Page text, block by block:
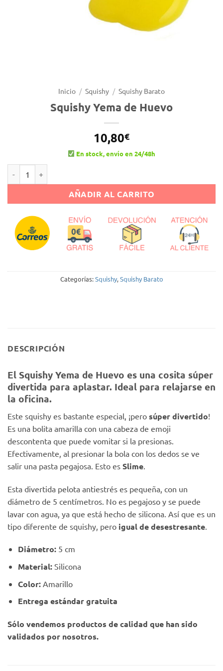
Inicio / Squishy / Squishy Barato
Squishy Yema de Huevo
10,80€
En stock, envío en 24/48h
AÑADIR AL CARRITO
Categorías:Squishy,Squishy Barato
DESCRIPCIÓN
El Squishy Yema de Huevo es una cosita súper
divertida para aplastar. Ideal para relajarse en
la oficina.
Este squishy es bastante especial, ¡pero súper divertido!
Es una bolita amarilla con una cabeza de emoji
descontenta que puede vomitar si la presionas.
Efectivamente, al presionar la bola con los dedos se ve
salir una pasta pegajosa. Esto es Slime
Esta divertida pelota antiestrés es pequeña, con un
diámetro de 5 centímetros. No es pegajoso y se puede
lavar con agua, ya que está hecho de silicona. Así que es un
tipo diferente de squishy, pero igual de desestresante
Diámetro:5 cm
Material: Silicona
Color: Amarillo
Entrega estándar gratuita
Sólo vendemos productos de calidad que han sido
validados por nosotros.